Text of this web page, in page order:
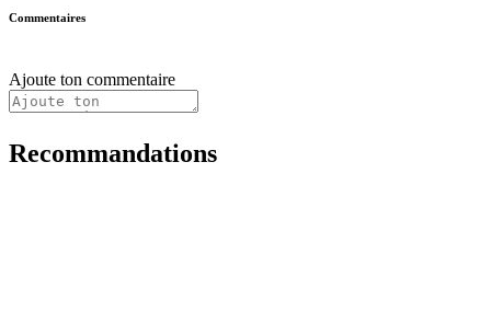
Commentaires
Ajoute ton commentaire
Recommandations